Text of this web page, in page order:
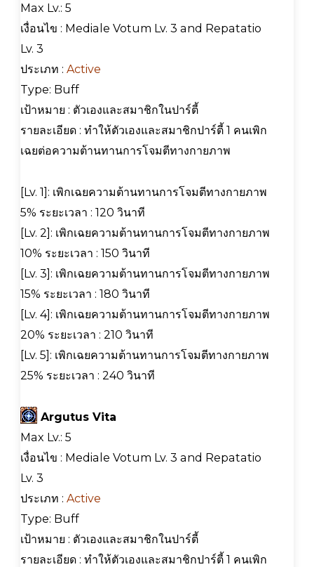
Max Lv.: 5
เงื่อนไข : Mediale Votum Lv. 3 and Repatatio
Lv. 3
ประเภท : Active
Type: Buff
เป้าหมาย : ตัวเองและสมาชิกในปาร์ตี้
รายละเอียด : ทำให้ตัวเองและสมาชิกปาร์ตี้ 1 คนเพิก
เฉยต่อความต้านทานการโจมตีทางกายภาพ
[Lv. 1]: เพิกเฉยความต้านทานการโจมตีทางกายภาพ
5% ระยะเวลา : 120 วินาที
[Lv. 2]: เพิกเฉยความต้านทานการโจมตีทางกายภาพ
10% ระยะเวลา : 150 วินาที
[Lv. 3]: เพิกเฉยความต้านทานการโจมตีทางกายภาพ
15% ระยะเวลา : 180 วินาที
[Lv. 4]: เพิกเฉยความต้านทานการโจมตีทางกายภาพ
20% ระยะเวลา : 210 วินาที
[Lv. 5]: เพิกเฉยความต้านทานการโจมตีทางกายภาพ
25% ระยะเวลา : 240 วินาที
Argutus Vita
Max Lv.: 5
เงื่อนไข : Mediale Votum Lv. 3 and Repatatio
Lv. 3
ประเภท : Active
Type: Buff
เป้าหมาย : ตัวเองและสมาชิกในปาร์ตี้
รายละเอียด : ทำให้ตัวเองและสมาชิกปาร์ตี้ 1 คนเพิก